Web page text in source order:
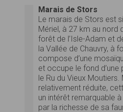
Marais de Stors
Le marais de Stors est
Mériel, à 27 km au nord
forêt de l’Isle-Adam et
la Vallée de Chauvry, à
compose d’une
et occupe le fond
le Ru du Vieux
relativement réduite,
un intérêt remarquable à
par la richesse de sa